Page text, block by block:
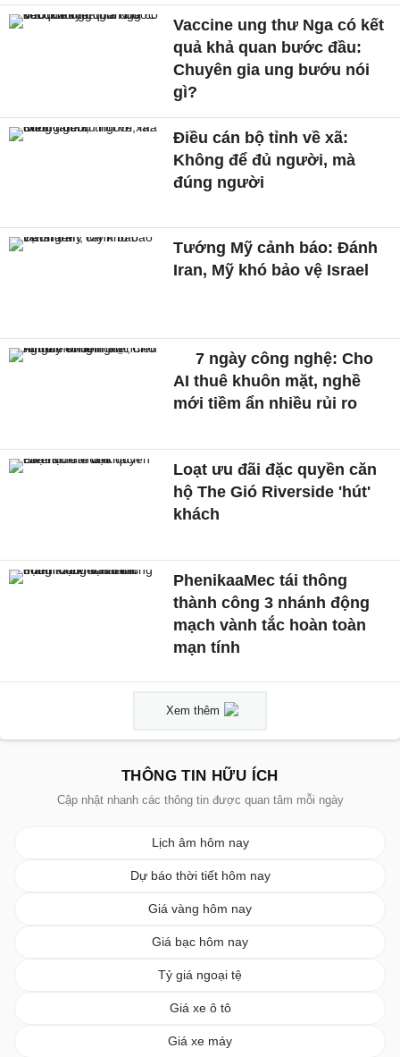
Vaccine ung thư Nga có kết
quả khả quan bước đầu:
Chuyên gia ung bướu nói
gì?
Điều cán bộ tỉnh về xã:
Không để đủ người, mà
đúng người
Tướng Mỹ cảnh báo: Đánh
Iran, Mỹ khó bảo vệ Israel
7 ngày công nghệ: Cho
AI thuê khuôn mặt, nghề
mới tiềm ẩn nhiều rủi ro
Loạt ưu đãi đặc quyền căn
hộ The Gió Riverside 'hút'
khách
PhenikaaMec tái thông
thành công 3 nhánh động
mạch vành tắc hoàn toàn
mạn tính
Xem thêm
THÔNG TIN HỮU ÍCH
Cập nhật nhanh các thông tin được quan tâm mỗi ngày
Lịch âm hôm nay
Dự báo thời tiết hôm nay
Giá vàng hôm nay
Giá bạc hôm nay
Tỷ giá ngoại tệ
Giá xe ô tô
Giá xe máy